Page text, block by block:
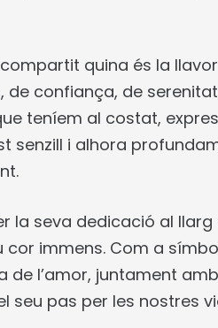
quina és la
de confiança, de
teníem al costat,
senzill i alhora
la seva dedicació al
immens. Com a
de l’amor, juntament
seu pas per les nostres